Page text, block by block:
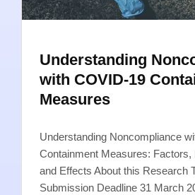
Understanding
with COVID-19
Measures
Understanding Noncompliance
Containment Measures: Factors,
and Effects About this Research
Submission Deadline 31 March